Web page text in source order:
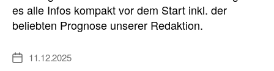
es alle Infos kompakt vor dem Start inkl. der
beliebten Prognose unserer Redaktion.
Veröffentlichungsdatum
11.12.2025